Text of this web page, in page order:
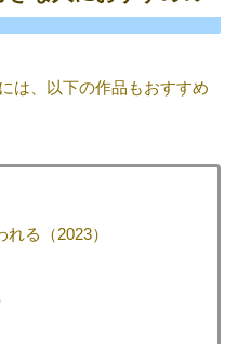
は、以下の作品もおすすめ
る（2023）